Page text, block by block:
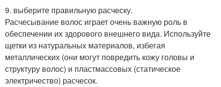
9. выберите правильную расческу.
Расчесывание волос играет очень важную роль в
обеспечении их здорового внешнего вида. Используйте
щетки из натуральных материалов, избегая
металлических (они могут повредить кожу головы и
структуру волос) и пластмассовых (статическое
электричество) расчесок.